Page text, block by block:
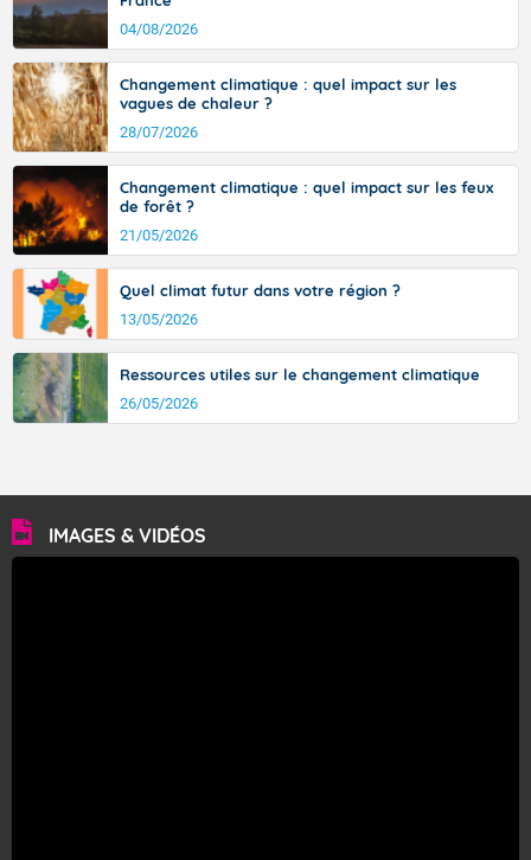
signifiant au-delà des monts, en allusion aux régions montagneuses
d’où provient ce vent.
04/08/2026
Changement climatique : quel impact sur les
vagues de chaleur ?
28/07/2026
Changement climatique : quel impact sur les feux
de forêt ?
21/05/2026
Quel climat futur dans votre région ?
13/05/2026
Ressources utiles sur le changement climatique
26/05/2026
IMAGES & VIDÉOS